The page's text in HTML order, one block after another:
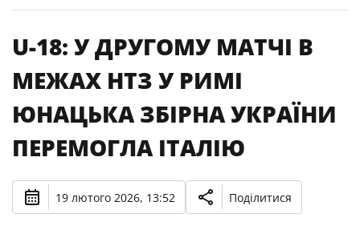
U-18: У ДРУГОМУ МАТЧІ В
МЕЖАХ НТЗ У РИМІ
ЮНАЦЬКА ЗБІРНА УКРАЇНИ
ПЕРЕМОГЛА ІТАЛІЮ
19 лютого 2026, 13:52 Поділитися